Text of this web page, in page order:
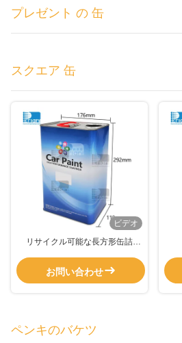
プレゼント の 缶
スクエア 缶
ビデオ
リサイクル可能な長方形缶詰
の引き上げ蓋付きの空の塗料缶詰
お問い合わせ
ペンキのバケツ